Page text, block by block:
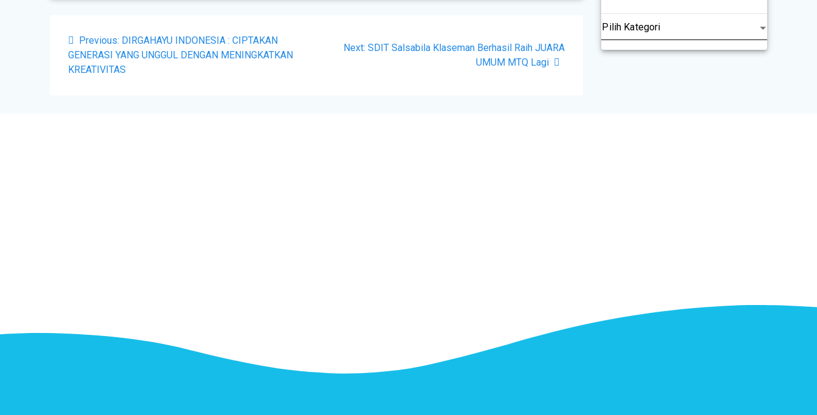
Previous: DIRGAHAYU INDONESIA : CIPTAKAN
GENERASI YANG UNGGUL DENGAN MENINGKATKAN
KREATIVITAS
Next: SDIT Salsabila Klaseman Berhasil Raih JUARA
UMUM MTQ Lagi